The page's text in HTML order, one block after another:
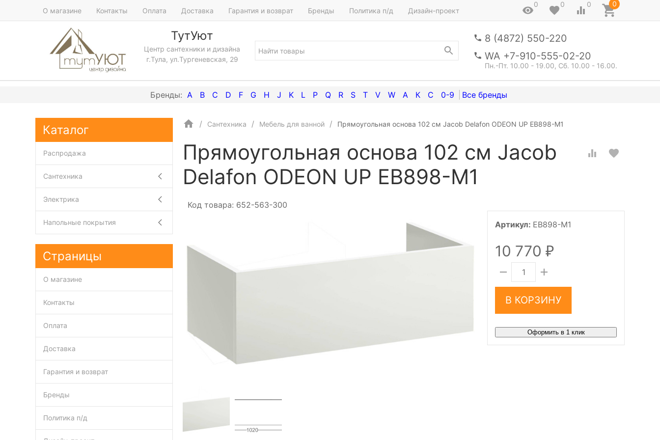
О магазине Контакты Оплата Доставка Гарантия и возврат Бренды Политика п/д Дизайн-проект
0 0 0 0
ТутУют
Центр сантехники и дизайна
г.Тула, ул.Тургеневская, 29
8 (4872) 550-220
WA +7-910-555-02-20
Пн.-Пт. 10.00 - 19.00, Сб. 10.00 - 16.00.
A B C D F G H J K L P Q R S T V W А К С 0-9
Сантехника Мебель для ванной Прямоугольная основа 102 см Jacob Delafon ODEON UP EB898-M1
Прямоугольная основа 102 см Jacob
Delafon ODEON UP EB898-M1
Код товара: 652-563-300
Артикул: EB898-M1
10 770 ₽
В КОРЗИНУ
Оформить в 1 клик
Каталог
Распродажа
Сантехника
Электрика
Напольные покрытия
Страницы
О магазине
Контакты
Оплата
Доставка
Гарантия и возврат
Бренды
Политика п/д